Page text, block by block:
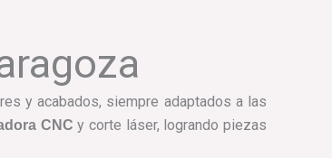
y acabados, siempre adaptados a las
CNC y corte láser, logrando piezas